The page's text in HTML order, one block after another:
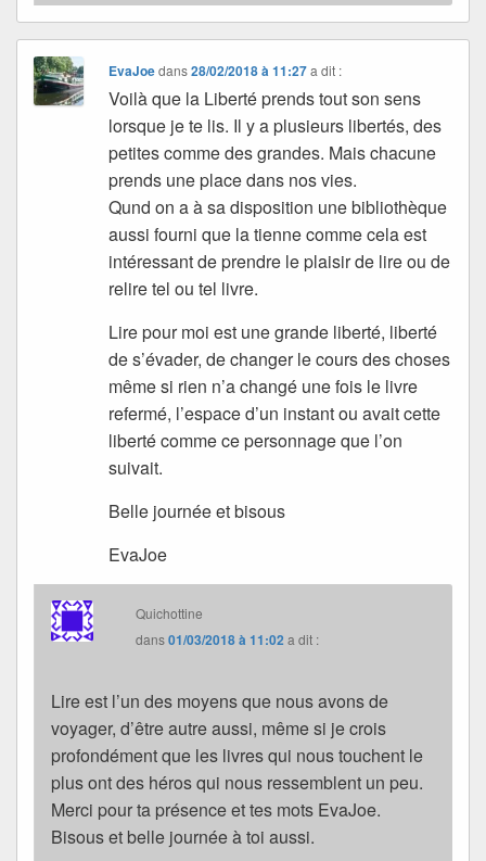
EvaJoedans28/02/2018 à 11:27 a dit :
Voilà que la Liberté prends tout son sens
lorsque je te lis. Il y a plusieurs libertés, des
petites comme des grandes. Mais chacune
prends une place dans nos vies.
Qund on a à sa disposition une bibliothèque
aussi fourni que la tienne comme cela est
intéressant de prendre le plaisir de lire ou de
relire tel ou tel livre.
Lire pour moi est une grande liberté, liberté
de s’évader, de changer le cours des choses
même si rien n’a changé une fois le livre
refermé, l’espace d’un instant ou avait cette
liberté comme ce personnage que l’on
suivait.
Belle journée et bisous
EvaJoe
Quichottine
dans01/03/2018 à 11:02 a dit :
Lire est l’un des moyens que nous avons de
voyager, d’être autre aussi, même si je crois
profondément que les livres qui nous touchent le
plus ont des héros qui nous ressemblent un peu.
Merci pour ta présence et tes mots EvaJoe.
Bisous et belle journée à toi aussi.